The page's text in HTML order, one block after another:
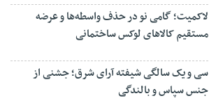
لاکمیت؛ گامی نو در حذف واسطه‌ها و عرضه
مستقیم کالاهای لوکس ساختمانی
سی و یک سالگی شیفته آرای شرق؛ جشنی از
جنس سپاس و بالندگی